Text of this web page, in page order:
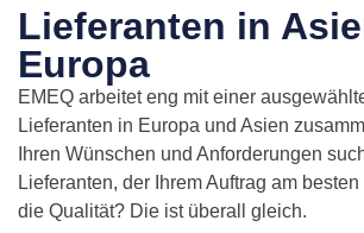
Lieferanten in
Europa
EMEQ arbeitet eng mit einer
Lieferanten in Europa und Asien
Ihren Wünschen und Anforderungen
Lieferanten, der Ihrem Auftrag am
die Qualität? Die ist überall gleich.